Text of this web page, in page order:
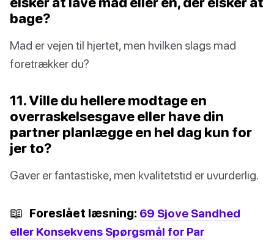
bage?
Mad er vejen til hjertet, men hvilken slags mad
foretrækker du?
11. Ville du hellere modtage en
overraskelsesgave eller have din
partner planlægge en hel dag kun for
jer to?
Gaver er fantastiske, men kvalitetstid er uvurderlig.
📖 Foreslået læsning: 69 Sjove Sandhed
eller Konsekvens Spørgsmål for Par